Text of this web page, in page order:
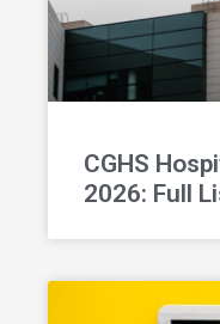
CGHS
2026: Full